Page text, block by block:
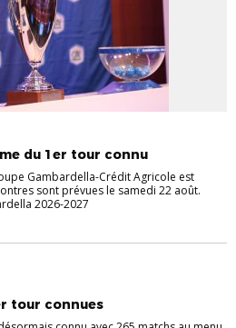
du 1er tour connu
Gambardella-Crédit Agricole est
sont prévues le samedi 22 août.
2026-2027
tour connues